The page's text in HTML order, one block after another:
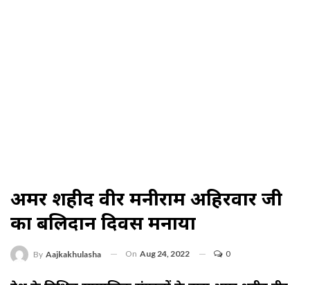
अमर शहीद वीर मनीराम अहिरवार जी
का बलिदान दिवस मनाया
By Aajkakhulasha On Aug 24, 2022 0